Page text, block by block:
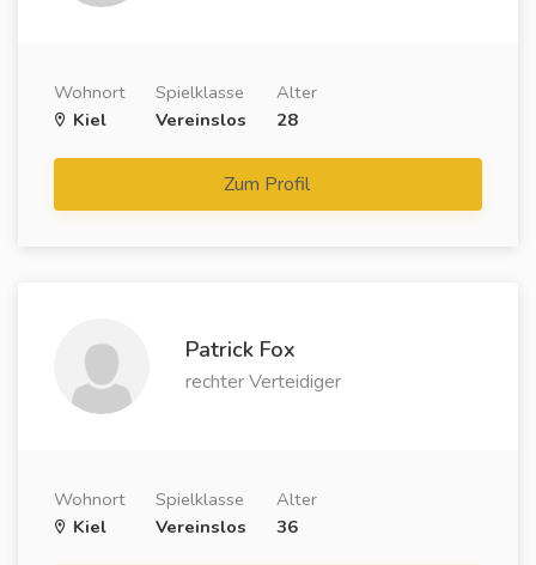
Wohnort
Kiel
Spielklasse
Vereinslos
Alter
28
Zum Profil
Patrick Fox
rechter Verteidiger
Wohnort
Kiel
Spielklasse
Vereinslos
Alter
36